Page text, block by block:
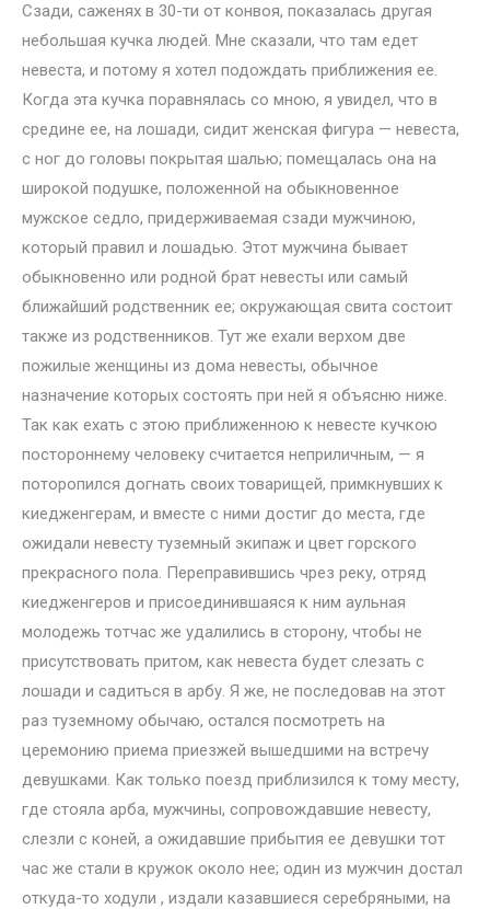
Сзади, саженях в 30-ти от конвоя, показалась другая
небольшая кучка людей. Мне сказали, что там едет
невеста, и потому я хотел подождать приближения ее.
Когда эта кучка поравнялась со мною, я увидел, что в
средине ее, на лошади, сидит женская фигура — невеста,
с ног до головы покрытая шалью; помещалась она на
широкой подушке, положенной на обыкновенное
мужское седло, придерживаемая сзади мужчиною,
который правил и лошадью. Этот мужчина бывает
обыкновенно или родной брат невесты или самый
ближайший родственник ее; окружающая свита состоит
также из родственников. Тут же ехали верхом две
пожилые женщины из дома невесты, обычное
назначение которых состоять при ней я объясню ниже.
Так как ехать с этою приближенною к невесте кучкою
постороннему человеку считается неприличным, — я
поторопился догнать своих товарищей, примкнувших к
киедженгерам, и вместе с ними достиг до места, где
ожидали невесту туземный экипаж и цвет горского
прекрасного пола. Переправившись чрез реку, отряд
киедженгеров и присоединившаяся к ним аульная
молодежь тотчас же удалились в сторону, чтобы не
присутствовать притом, как невеста будет слезать с
лошади и садиться в арбу. Я же, не последовав на этот
раз туземному обычаю, остался посмотреть на
церемонию приема приезжей вышедшими на встречу
девушками. Как только поезд приблизился к тому месту,
где стояла арба, мужчины, сопровождавшие невесту,
слезли с коней, а ожидавшие прибытия ее девушки тот
час же стали в кружок около нее; один из мужчин достал
откуда-то ходули , издали казавшиеся серебряными, на